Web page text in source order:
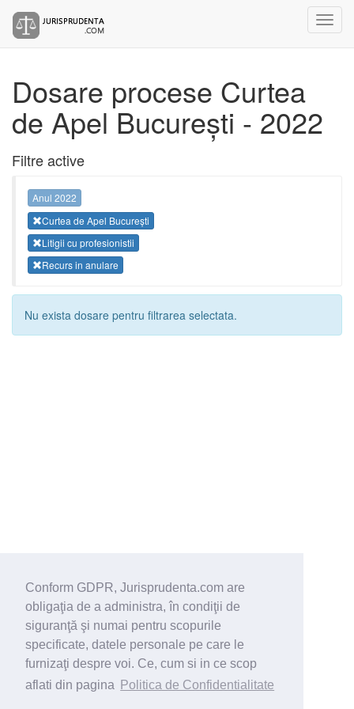
Conform GDPR, Jurisprudenta.com are
obligaţia de a administra, în condiţii de
siguranţă şi numai pentru scopurile
specificate, datele personale pe care le
furnizaţi despre voi. Ce, cum si in ce scop
aflati din pagina
Politica de Confidentialitate
Dosare procese Curtea
de Apel București - 2022
Filtre active
Anul 2022
Curtea de Apel București
Litigii cu profesionistii
Recurs in anulare
Nu exista dosare pentru filtrarea selectata.